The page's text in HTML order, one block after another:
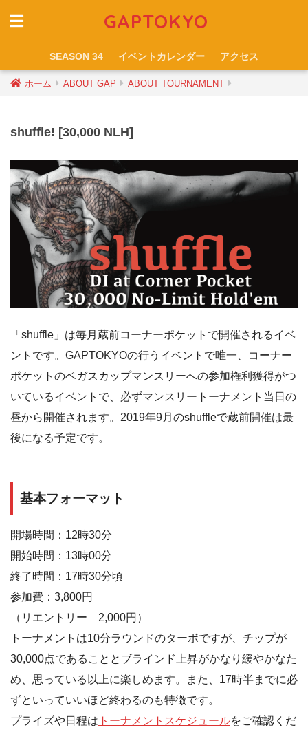
GAPTOKYO
SEASON 34 イベントカレンダー アクセス
ホーム ABOUT GAP ABOUT TOURNAMENT
shuffle! [30,000 NLH]
「shuffle」は毎月蔵前コーナーポケットで開催されるイベ
ントです。GAPTOKYOの行うイベントで唯一、コーナー
ポケットのベガスカップマンスリーへの参加権利獲得がつ
いているイベントで、必ずマンスリートーナメント当日の
昼から開催されます。2019年9月のshuffleで蔵前開催は最
後になる予定です。
基本フォーマット
開場時間：12時30分
開始時間：13時00分
終了時間：17時30分頃
参加費：3,800円
（リエントリー 2,000円）
トーナメントは10分ラウンドのターボですが、チップが
30,000点であることとブラインド上昇がかなり緩やかなた
め、思っている以上に楽しめます。また、17時半までに必
ずといっていいほど終わるのも特徴です。
プライズや日程は トーナメントスケジュールをご確認くだ